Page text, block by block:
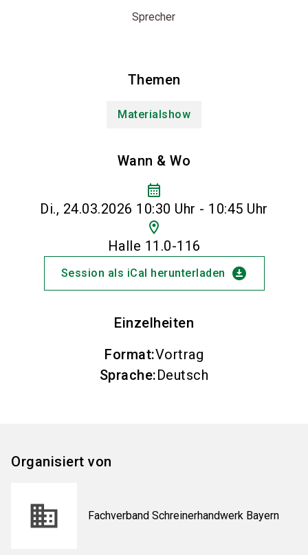
Sprecher
Themen
Materialshow
Wann & Wo
calendar_month
Di., 24.03.2026 10:30 Uhr - 10:45 Uhr
location_on
Halle 11.0-116
Session als iCal herunterladen download_for_offline
Einzelheiten
Format:Vortrag
Sprache:Deutsch
Organisiert von
Fachverband Schreinerhandwerk Bayern